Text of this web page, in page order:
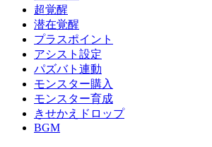
超覚醒
潜在覚醒
プラスポイント
アシスト設定
パズバト連動
モンスター購入
モンスター育成
きせかえドロップ
BGM